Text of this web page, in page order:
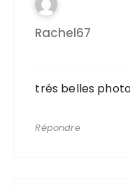
Rachel67
trés belles
Répondre